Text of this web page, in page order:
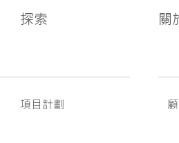
探索 關
項目計劃